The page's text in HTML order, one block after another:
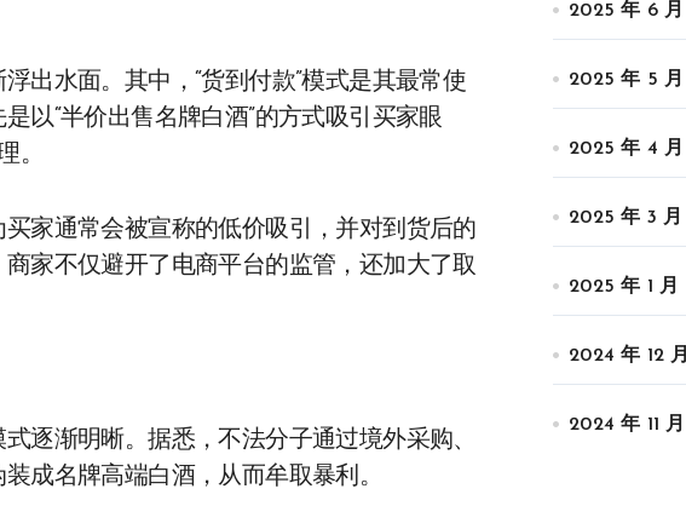
出水面。其中，“货到付款”模式是其最常使
以“半价出售名牌白酒”的方式吸引买家眼
。
家通常会被宣称的低价吸引，并对到货后的
家不仅避开了电商平台的监管，还加大了取
逐渐明晰。据悉，不法分子通过境外采购、
成名牌高端白酒，从而牟取暴利。
2025 年 6 月
2025 年 5 月
2025 年 4 月
2025 年 3 月
2025 年 1 月
2024 年 12 月
2024 年 11 月